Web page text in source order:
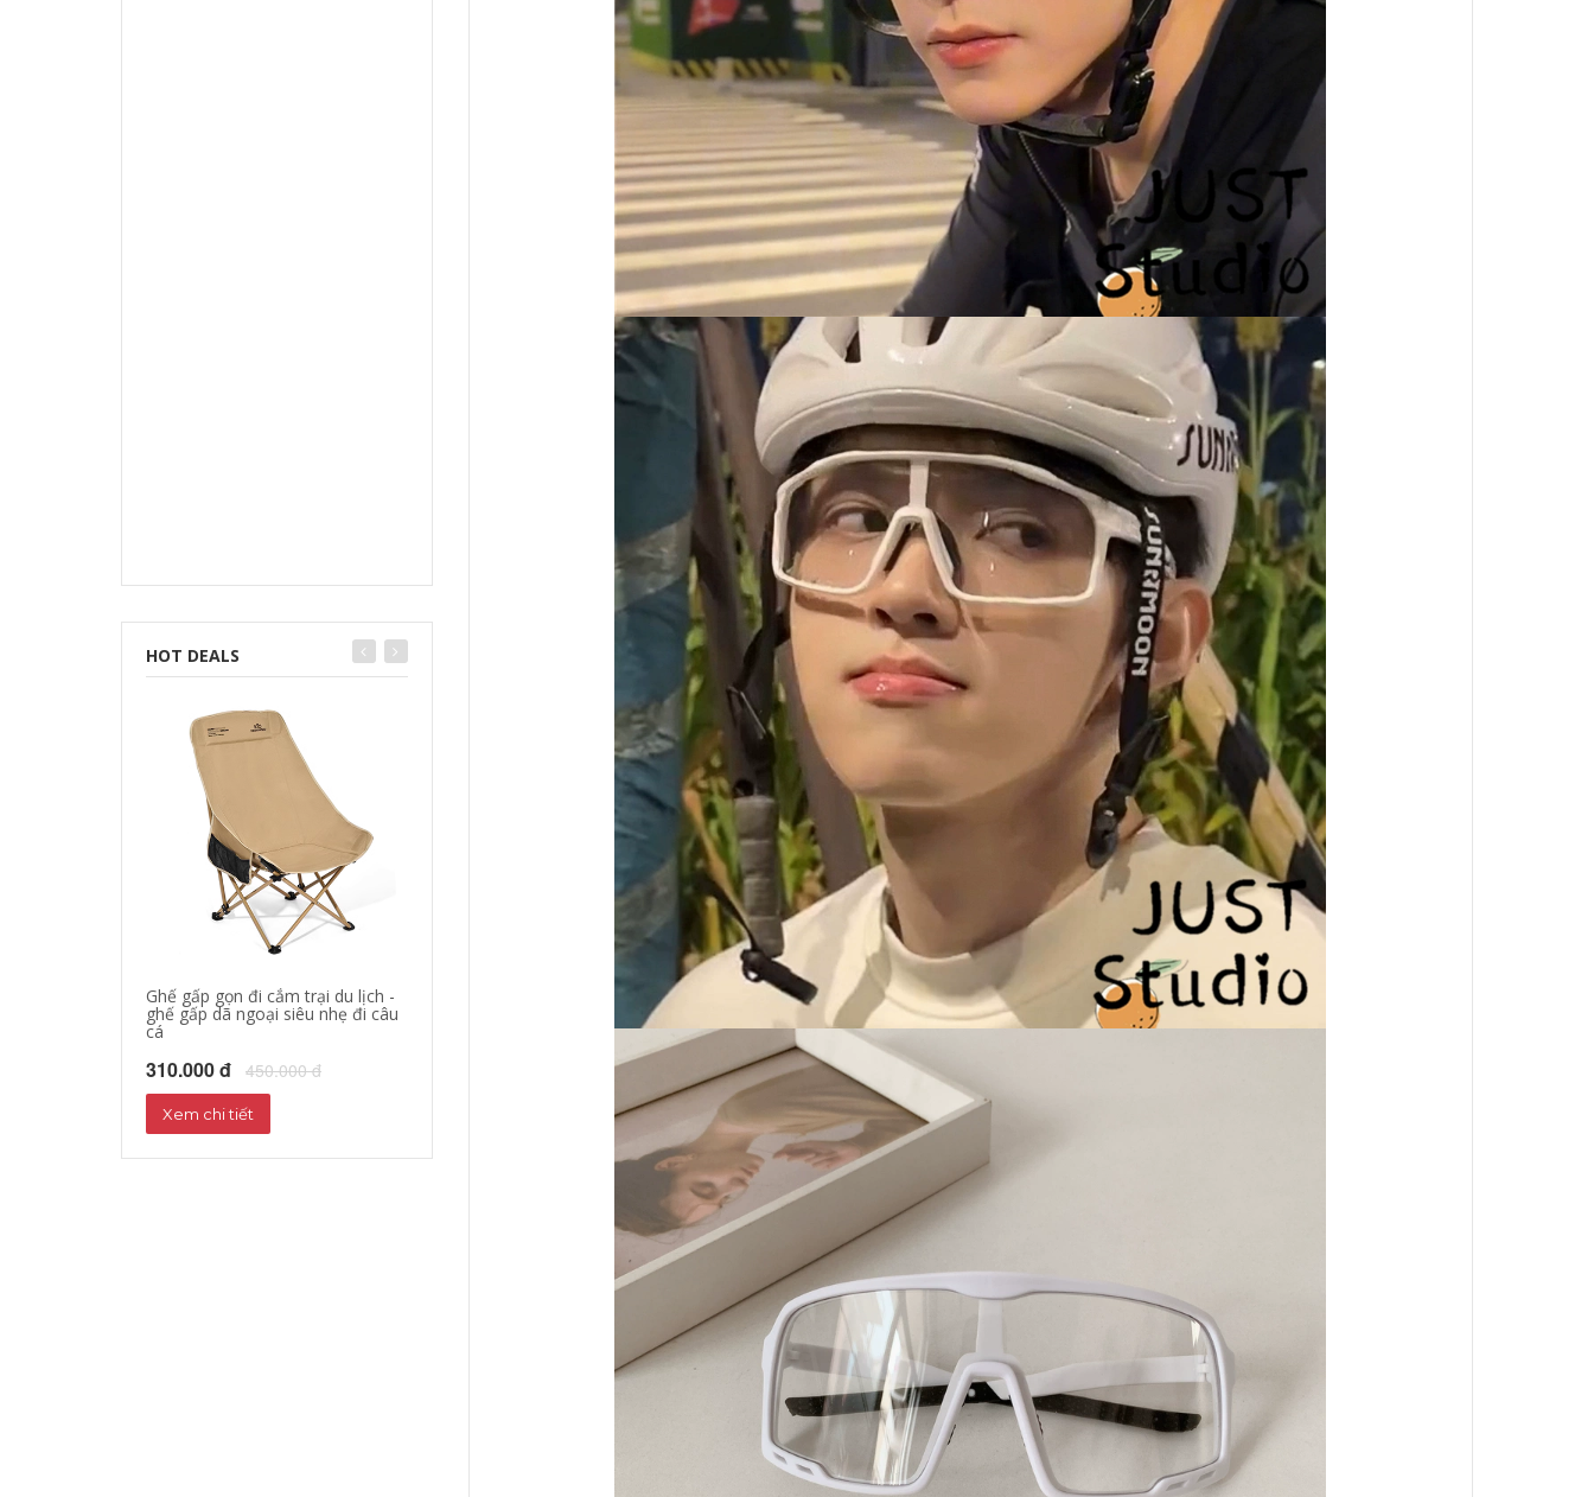
Găng tay đi xe máy,
thiết bị lái xe mô tô
cổ điển chống gió và
chống rơi mọi mùa
chống gió, màn hình
cụt ngón găng tay
Găng Tay Đi Xe Máy
Da Thật Chính Hãng
Da Retro Mùa Đông
Nhung Chống Gió
Xe Máy Chống Nước
Màn Hình Cảm Ứng
Rider Ấm Thiết Bị
găng tay phượt thủ
720,000
găng tay chống
thấm nước Găng tay
đi xe máy dành cho
nam, cộng với chất
liệu nhung, chống
gió, chống lạnh và
ấm áp, dành cho
người đi xe máy địa
hình, thiết bị đua xe
chống thấm nước và
chống rơi găng tay
phượt xe máy găng
tay du lịch
1,602,000
Găng tay xe máy,
thiết bị đi địa hình
nửa ngón bằng da
thật, xe máy plus
nhung, ấm áp,
chống gió, chống
rơi, chống thấm
nước, màn hình cảm
ứng găng tay đi
phượt găng tay đèn
pin led
1,012,000
HOT DEALS
Ghế gấp gọn đi cắm trại du lịch -
ghế gấp dã ngoại siêu nhẹ đi câu
cá
310.000 đ 450.000 đ
Xem chi tiết
hộ xe máy, quần áo chống gió đi